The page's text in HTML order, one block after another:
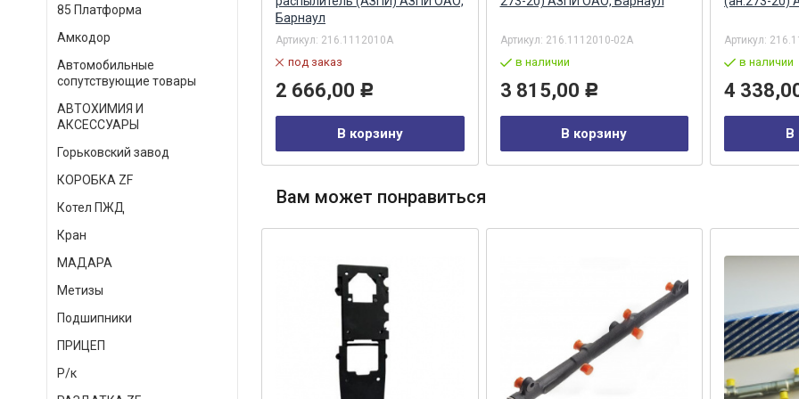
85 Платформа
Амкодор
Автомобильные
сопутствующие товары
АВТОХИМИЯ И
АКСЕССУАРЫ
Горьковский завод
КОРОБКА ZF
Котел ПЖД
Кран
МАДАРА
Метизы
Подшипники
ПРИЦЕП
Р/к
Артикул:271-1112110-01
в наличии
376,00 Р
В корзину
Барнаул
Артикул: 216.1112010А
под заказ
2 666,00 Р
В корзину
Артикул: 216.1112010-02А
в наличии
3 815,00 Р
В корзину
Артикул:
в наличии
4
В
Вам может понравиться